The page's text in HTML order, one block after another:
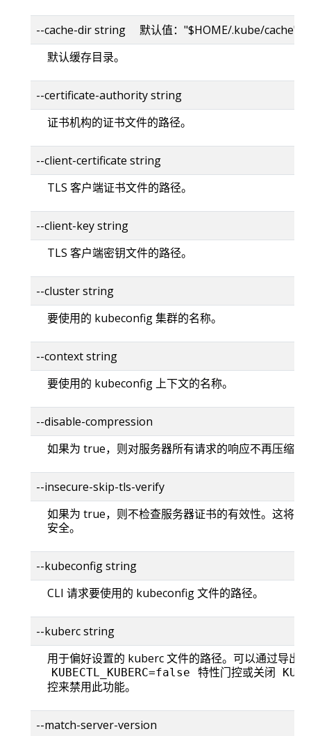
--cache-dir string 默认值："$HOME/.kube/cache"
默认缓存目录。
--certificate-authority string
证书机构的证书文件的路径。
--client-certificate string
TLS 客户端证书文件的路径。
--client-key string
TLS 客户端密钥文件的路径。
--cluster string
要使用的 kubeconfig 集群的名称。
--context string
要使用的 kubeconfig 上下文的名称。
--disable-compression
如果为 true，则对服务器所有请求的响应不再压缩。
--insecure-skip-tls-verify
如果为 true，则不检查服务器证书的有效性。这将使
安全。
--kubeconfig string
CLI 请求要使用的 kubeconfig 文件的路径。
--kuberc string
用于偏好设置的 kuberc 文件的路径。可以通过导出
KUBECTL_KUBERC=false 特性门控或关闭
控来禁用此功能。
--match-server-version